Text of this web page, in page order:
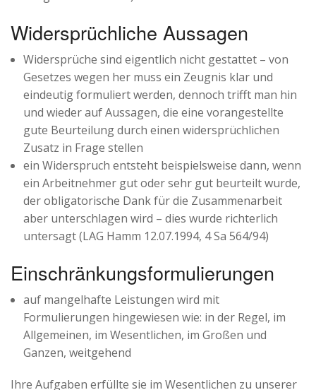
Widersprüchliche Aussagen
Widersprüche sind eigentlich nicht gestattet – von
Gesetzes wegen her muss ein Zeugnis klar und
eindeutig formuliert werden, dennoch trifft man hin
und wieder auf Aussagen, die eine vorangestellte
gute Beurteilung durch einen widersprüchlichen
Zusatz in Frage stellen
ein Widerspruch entsteht beispielsweise dann, wenn
ein Arbeitnehmer gut oder sehr gut beurteilt wurde,
der obligatorische Dank für die Zusammenarbeit
aber unterschlagen wird – dies wurde richterlich
untersagt (LAG Hamm 12.07.1994, 4 Sa 564/94)
Einschränkungsformulierungen
auf mangelhafte Leistungen wird mit
Formulierungen hingewiesen wie: in der Regel, im
Allgemeinen, im Wesentlichen, im Großen und
Ganzen, weitgehend
Ihre Aufgaben erfüllte sie im Wesentlichen zu unserer